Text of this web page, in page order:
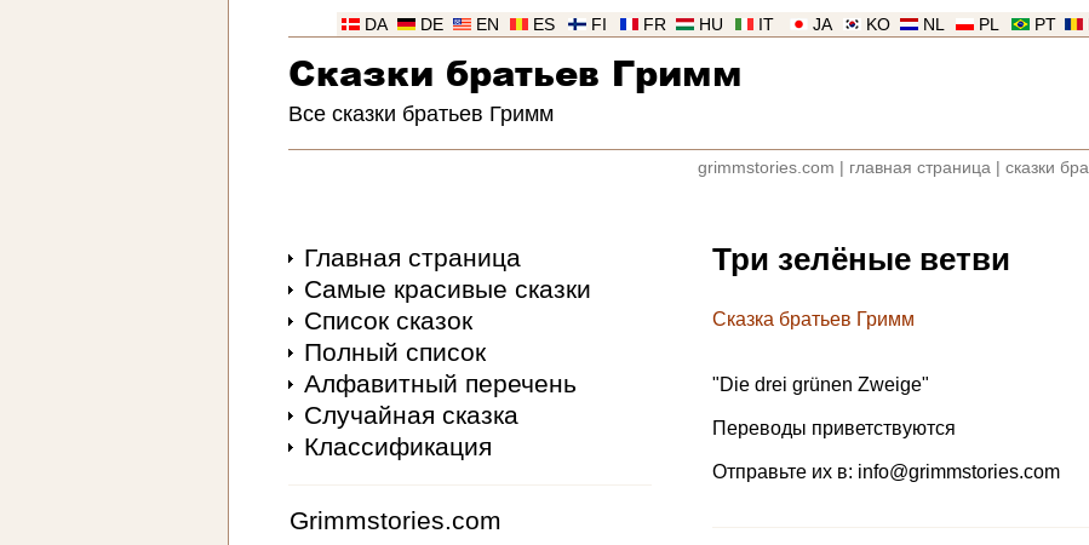
PT
PL
NL
KO
JA
IT
HU
FR
FI
ES
EN
DE
DA
Сказки братьев Гримм
Все сказки братьев Гримм
grimmstories.com главная страница сказки
Главная страница
Самые красивые сказки
Список сказок
Полный список
Алфавитный перечень
Случайная сказка
Классификация
Grimmstories.com
Три зелёные ветви
Сказка братьев Гримм
"Die drei grünen Zweige"
Переводы приветствуются
Отправьте их в: info@grimmstories.com